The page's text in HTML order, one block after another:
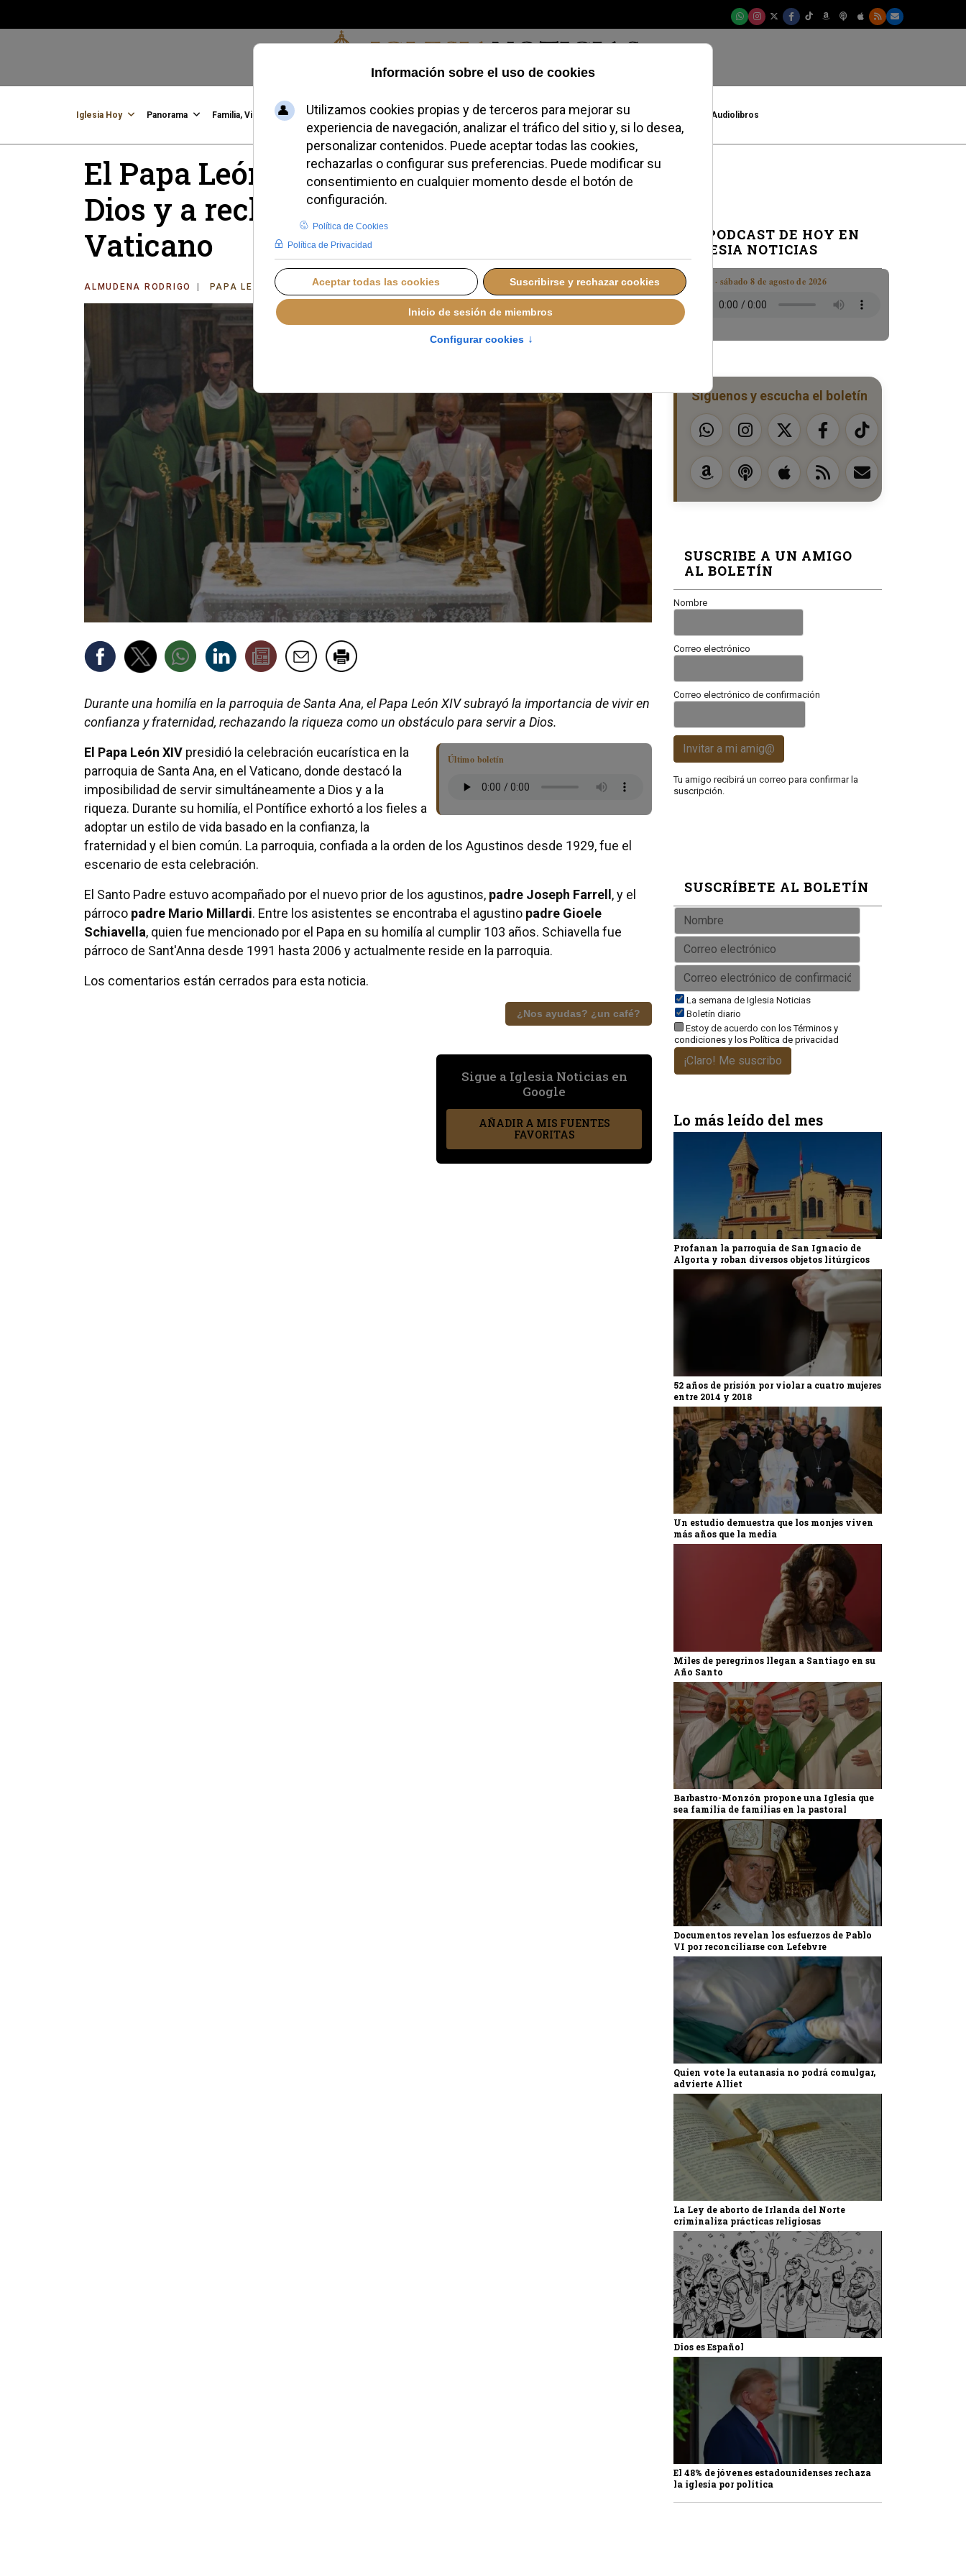
Sábado, 08 de agosto de 2026
Iglesia Hoy Panorama Familia, Vida, Identidad Credofobiómetro Blogs Temas Buscar #JovenesConFe Podcast Audiolibros
El Papa León XIV anima a confiar en
Dios y a rechazar la riqueza en el
Vaticano
ALMUDENA RODRIGO PAPA LEÓN XIV DOMINGO, 21 SEPTIEMBRE 2025 11:34
Durante una homilía en la parroquia de Santa Ana, el Papa León XIV subrayó la importancia de vivir en
confianza y fraternidad, rechazando la riqueza como un obstáculo para servir a Dios.
Último boletín
El Papa León XIV presidió la celebración eucarística en la
parroquia de Santa Ana, en el Vaticano, donde destacó la
imposibilidad de servir simultáneamente a Dios y a la
riqueza. Durante su homilía, el Pontífice exhortó a los fieles a
adoptar un estilo de vida basado en la confianza, la
fraternidad y el bien común. La parroquia, confiada a la orden de los Agustinos desde 1929, fue el
escenario de esta celebración.
El Santo Padre estuvo acompañado por el nuevo prior de los agustinos, padre Joseph Farrell , y el
párroco padre Mario Millardi. Entre los asistentes se encontraba el agustino padre Gioele
Schiavella, quien fue mencionado por el Papa en su homilía al cumplir 103 años. Schiavella fue
párroco de Sant'Anna desde 1991 hasta 2006 y actualmente reside en la parroquia.
Los comentarios están cerrados para esta noticia.
¿Nos ayudas? ¿un café?
Sigue a Iglesia Noticias en
Google
AÑADIR A MIS FUENTES
FAVORITAS
EL PODCAST DE HOY EN
IGLESIA NOTICIAS
Boletín · sábado 8 de agosto de 2026
Síguenos y escucha el boletín
SUSCRIBE A UN AMIGO
AL BOLETÍN
Nombre
Correo electrónico
Correo electrónico de confirmación
Invitar a mi amig@
Tu amigo recibirá un correo para confirmar la
suscripción.
SUSCRÍBETE AL BOLETÍN
La semana de Iglesia Noticias
Boletín diario
Estoy de acuerdo con losTérminos y
condiciones y los Política de privacidad
¡Claro! Me suscribo
Lo más leído del mes
Profanan la parroquia de San Ignacio de
Algorta y roban diversos objetos litúrgicos
52 años de prisión por violar a cuatro mujeres
entre 2014 y 2018
Un estudio demuestra que los monjes viven
más años que la media
Miles de peregrinos llegan a Santiago en su
Año Santo
Barbastro-Monzón propone una Iglesia que
sea familia de familias en la pastoral
Documentos revelan los esfuerzos de Pablo
VI por reconciliarse con Lefebvre
Quien vote la eutanasia no podrá comulgar,
advierte Alliet
La Ley de aborto de Irlanda del Norte
criminaliza prácticas religiosas
Dios es Español
El 48% de jóvenes estadounidenses rechaza
la iglesia por política